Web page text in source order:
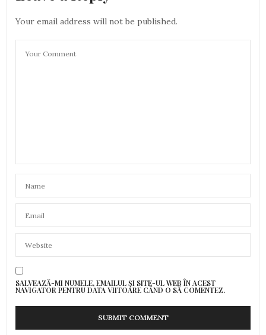
Your email address will not be published.
SALVEAZĂ-MI NUMELE, EMAILUL ȘI SITE-UL WEB ÎN ACEST
NAVIGATOR PENTRU DATA VIITOARE CÂND O SĂ COMENTEZ.